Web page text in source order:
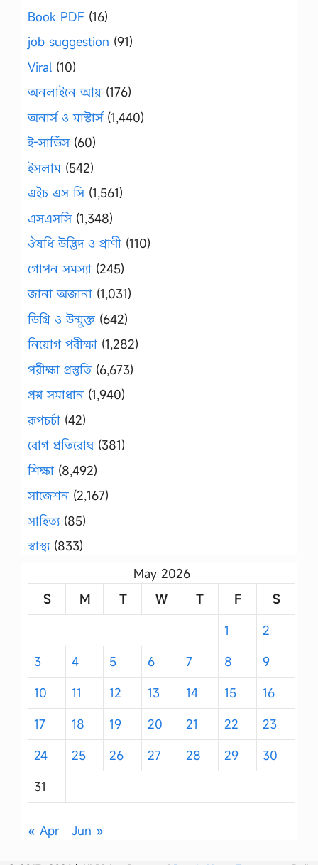
Book PDF (16)
job suggestion (91)
Viral (10)
অনলাইনে আয় (176)
অনার্স ও মাস্টার্স(1,440)
ই-সার্ভিস(60)
ইসলাম(542)
এইচ এস সি(1,561)
এসএসসি(1,348)
ঔষধি উদ্ভিদ ও প্রাণী (110)
গোপন সমস্যা (245)
জানা অজানা (1,031)
ডিগ্রি ও উন্মুক্ত (642)
নিয়োগ পরীক্ষা (1,282)
পরীক্ষা প্রস্তুতি (6,673)
প্রশ্ন সমাধান (1,940)
রূপচর্চা (42)
রোগ প্রতিরোধ(381)
শিক্ষা (8,492)
সাজেশন (2,167)
সাহিত্য(85)
স্বাস্থ্য(833)
May 2026
S
M T W T F
S
1
2
3
4 5 6 7 8
9
10
11 12 13 14 15
16
17
18 19 20 21 22
23
24
25 26 27 28 29
30
31
« Apr Jun »